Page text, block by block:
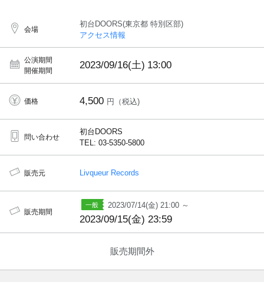
会場
初台DOORS(東京都 特別区部)
アクセス情報
公演期間
開催期間
2023/09/16(土) 13:00
価格 4,500 円（税込)
問い合わせ
初台DOORS
TEL: 03-5350-5800
販売元 Livqueur Records
販売期間
2023/07/14(金) 21:00 ～
2023/09/15(金) 23:59
販売期間外